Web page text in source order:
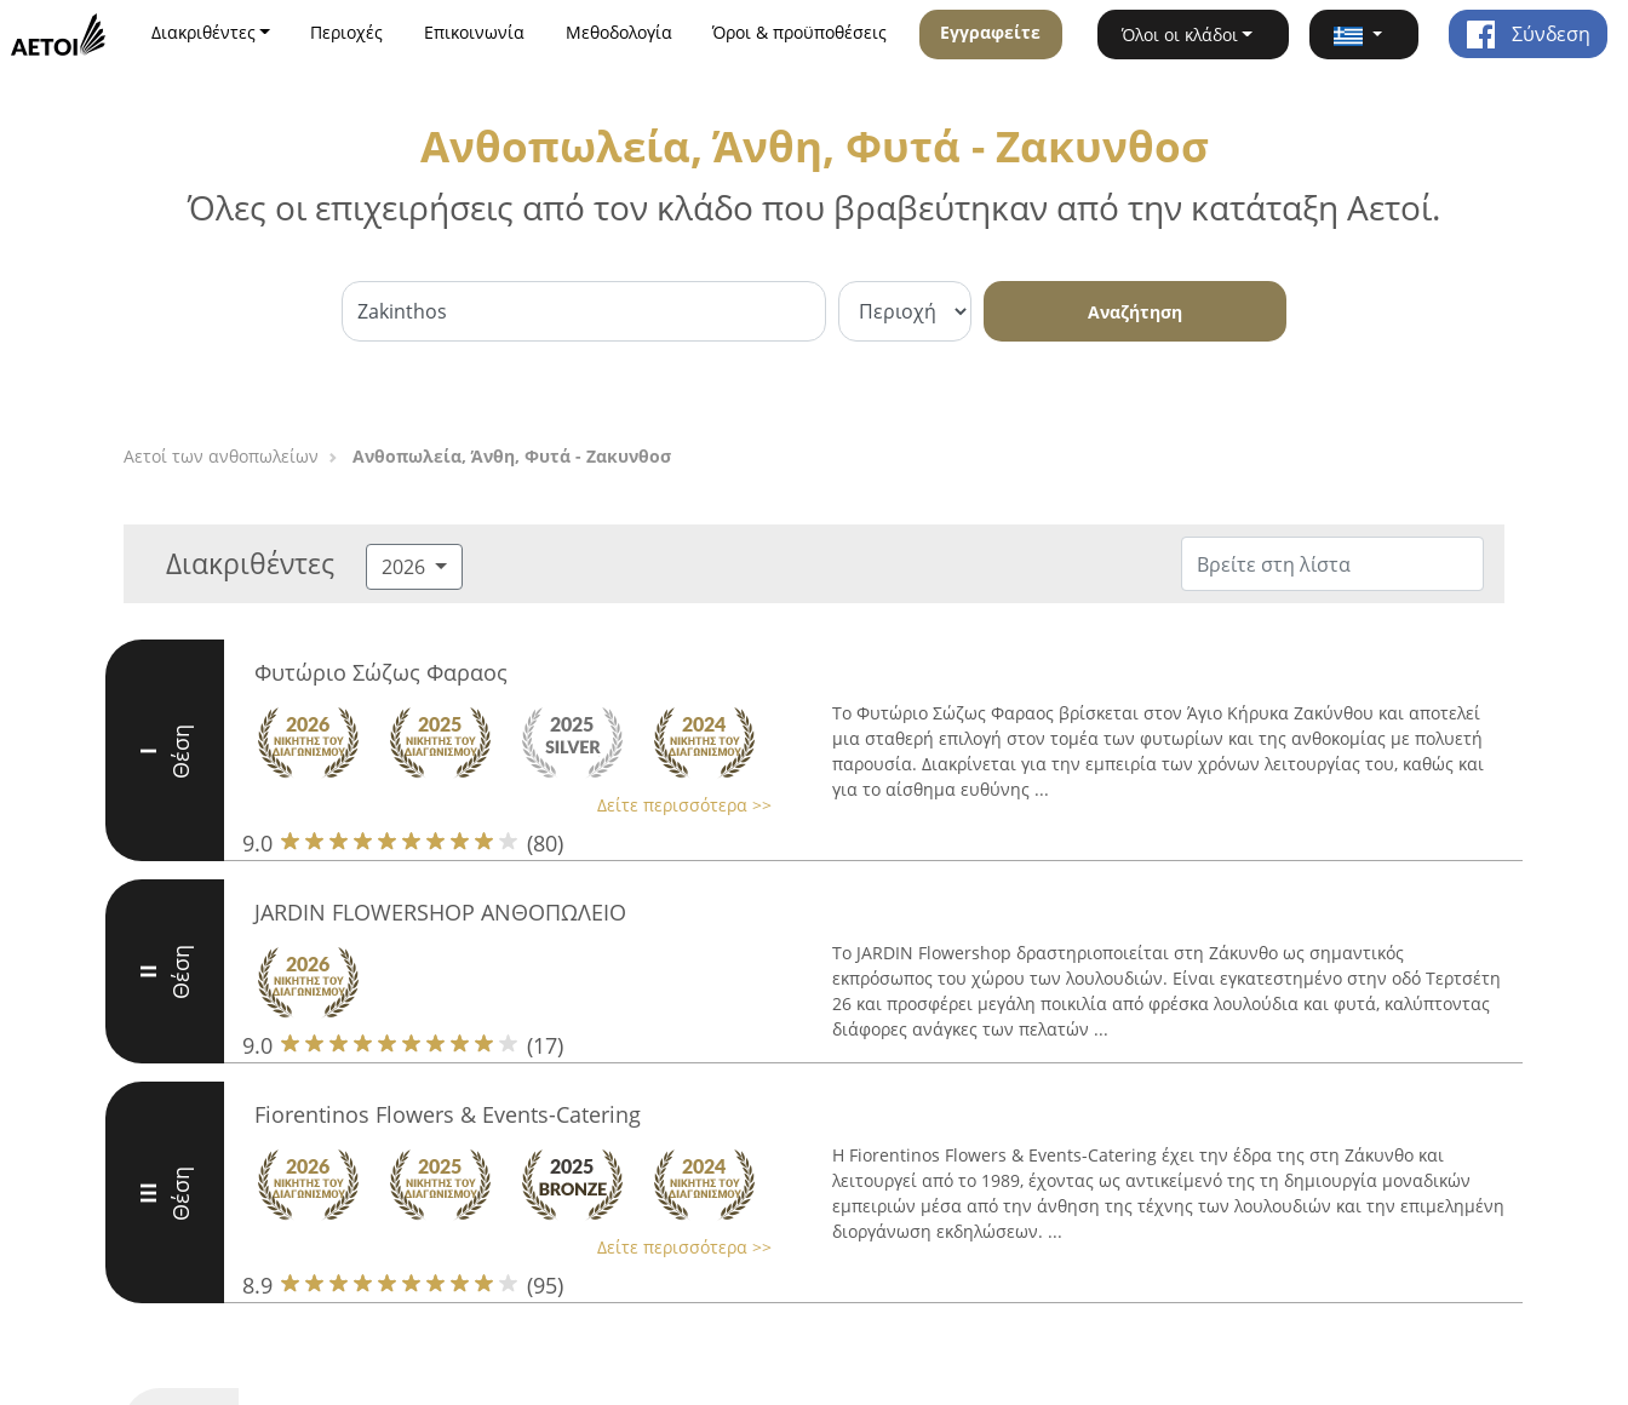
Διακριθέντες Περιοχές Επικοινωνία Μεθοδολογία Όροι & προϋποθέσεις Εγγραφείτε Όλοι οι κλάδοι Σύνδεση
Ανθοπωλεία, Άνθη, Φυτά - Ζακυνθοσ
Όλες οι επιχειρήσεις από τον κλάδο που βραβεύτηκαν από την κατάταξη Αετοί.
Αναζήτηση
Αετοί των ανθοπωλείων Ανθοπωλεία, Άνθη, Φυτά - Ζακυνθοσ
Διακριθέντες 2026
I Θέση
Φυτώριο Σώζως Φαραος
Δείτε περισσότερα >>
9.0 (80)
Το Φυτώριο Σώζως Φαραος βρίσκεται στον Άγιο Κήρυκα Ζακύνθου και αποτελεί
μια σταθερή επιλογή στον τομέα των φυτωρίων και της ανθοκομίας με πολυετή
παρουσία. Διακρίνεται για την εμπειρία των χρόνων λειτουργίας του, καθώς και
για το αίσθημα ευθύνης ...
II Θέση
JARDIN FLOWERSHOP ΑΝΘΟΠΩΛΕΙΟ
9.0 (17)
Το JARDIN Flowershop δραστηριοποιείται στη Ζάκυνθο ως σημαντικός
εκπρόσωπος του χώρου των λουλουδιών. Είναι εγκατεστημένο στην οδό Τερτσέτη
26 και προσφέρει μεγάλη ποικιλία από φρέσκα λουλούδια και φυτά, καλύπτοντας
διάφορες ανάγκες των πελατών ...
III Θέση
Fiorentinos Flowers & Events-Catering
Δείτε περισσότερα >>
8.9 (95)
Η Fiorentinos Flowers & Events-Catering έχει την έδρα της στη Ζάκυνθο και
λειτουργεί από το 1989, έχοντας ως αντικείμενό της τη δημιουργία μοναδικών
εμπειριών μέσα από την άνθηση της τέχνης των λουλουδιών και την επιμελημένη
διοργάνωση εκδηλώσεων. ...